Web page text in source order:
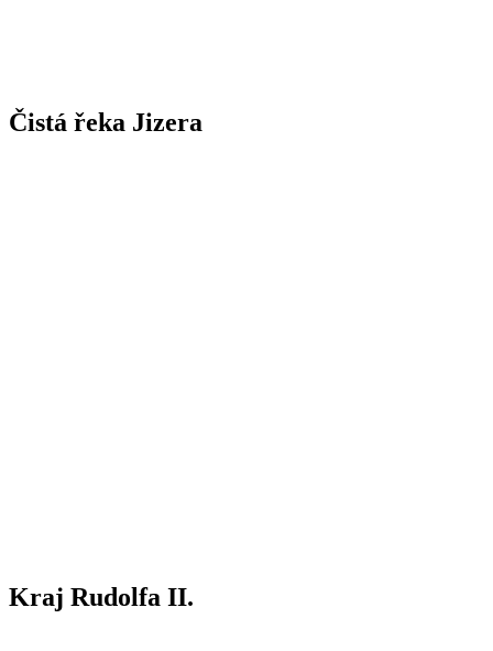
Čistá řeka Jizera
Kraj Rudolfa II.